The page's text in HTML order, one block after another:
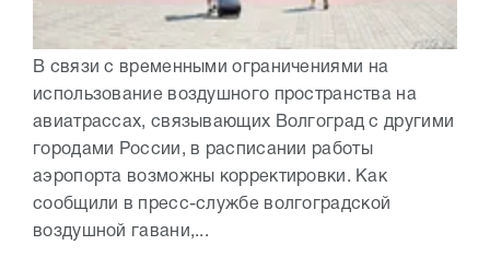
В связи с временными ограничениями на
использование воздушного пространства на
авиатрассах, связывающих Волгоград с другими
городами России, в расписании работы
аэропорта возможны корректировки. Как
сообщили в пресс-службе волгоградской
воздушной гавани,...